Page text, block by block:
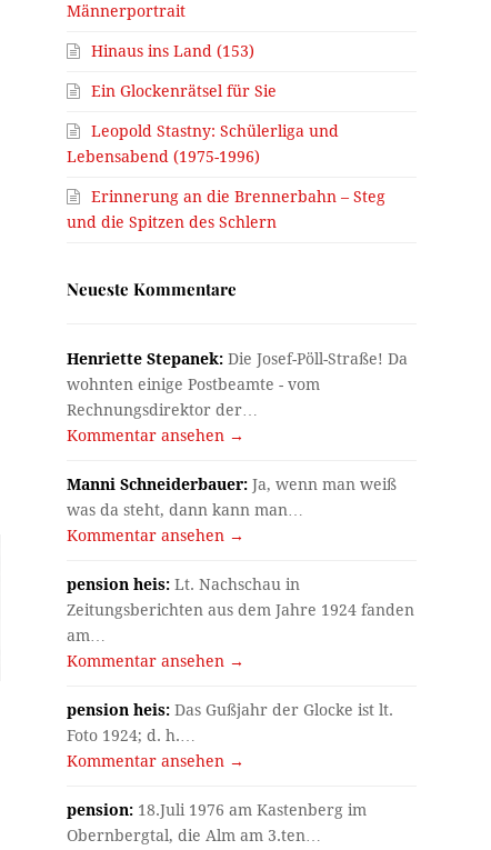
Männerportrait
Hinaus ins Land (153)
Ein Glockenrätsel für Sie
Leopold Stastny: Schülerliga und
Lebensabend (1975-1996)
Erinnerung an die Brennerbahn – Steg
und die Spitzen des Schlern
Neueste Kommentare
Henriette Stepanek: Die Josef-Pöll-Straße! Da
wohnten einige Postbeamte - vom
Rechnungsdirektor der…
Kommentar ansehen →
Manni Schneiderbauer: Ja, wenn man weiß
was da steht, dann kann man…
Kommentar ansehen →
pension heis: Lt. Nachschau in
Zeitungsberichten aus dem Jahre 1924 fanden
am…
Kommentar ansehen →
pension heis: Das Gußjahr der Glocke ist lt.
Foto 1924; d. h.…
Kommentar ansehen →
pension: 18.Juli 1976 am Kastenberg im
Obernbergtal, die Alm am 3.ten…